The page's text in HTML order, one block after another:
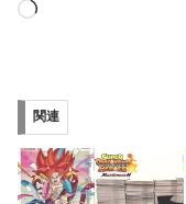
読
み
中…
関連